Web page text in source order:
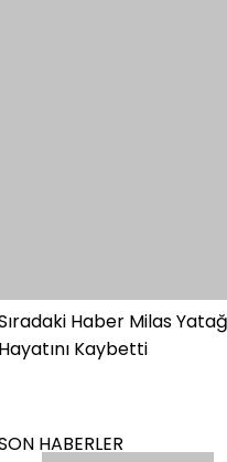
Haber Milas
Kaybetti
HABERLER